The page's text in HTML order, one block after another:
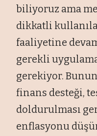
biliyoruz ama
dikkatli
faaliyetine
gerekli
gerekiyor.
finans desteği,
doldurulması
enflasyonu